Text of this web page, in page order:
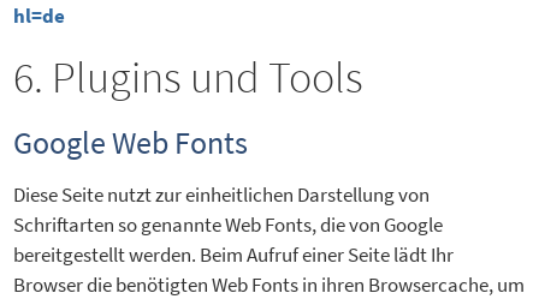
hl=de
6. Plugins und Tools
Google Web Fonts
Diese Seite nutzt zur einheitlichen Darstellung von
Schriftarten so genannte Web Fonts, die von Google
bereitgestellt werden. Beim Aufruf einer Seite lädt Ihr
Browser die benötigten Web Fonts in ihren Browsercache, um